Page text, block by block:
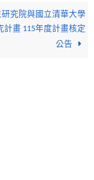
研究院與國立清華大學
計畫 115年度計畫核定
公告